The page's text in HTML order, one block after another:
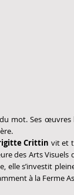
mot. Ses œuvres
Crittin vit et
des Arts
elle s’investit
à la Ferme